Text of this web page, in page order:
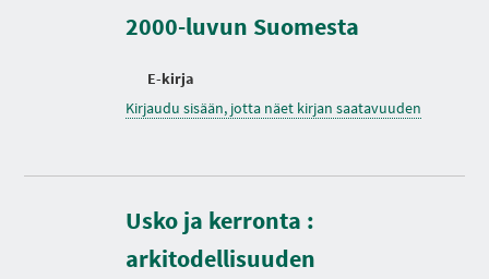
2000-luvun Suomesta
E-kirja
Kirjaudu sisään, jotta näet kirjan saatavuuden
Usko ja kerronta :
arkitodellisuuden